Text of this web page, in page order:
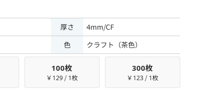
厚さ
4mm/CF
色 クラフト（茶色）
100枚
￥129 / 1枚
300枚
￥123 / 1枚